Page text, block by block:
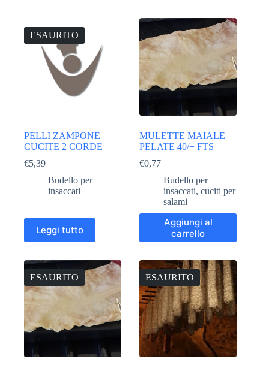
ESAURITO
PELLI ZAMPONE
CUCITE 2 CORDE
€5,39
Budello per
insaccati
Leggi tutto
MULETTE MAIALE
PELATE 40/+ FTS
€0,77
Budello per
insaccati,cuciti per
salami
Aggiungi al
carrello
ESAURITO ESAURITO